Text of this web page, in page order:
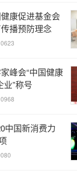
生率。“糖尿病预
”李光伟教授强调
[2]。“如果不及时
展为糖尿病。”
杨叔禹
向与会
发糖前管理APP
‘科技改变糖尿
者自我管理的意
康促进基金会
播预防理念
峰会“中国健康
”称号
中国新消费力